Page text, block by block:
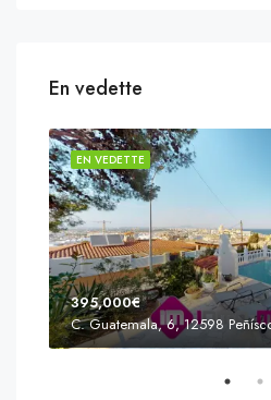
En vedette
EN VEDETTE
395,000€